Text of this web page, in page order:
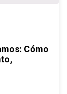
Cómo